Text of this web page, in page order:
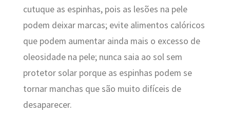
cutuque as espinhas, pois as lesões na pele
podem deixar marcas; evite alimentos calóricos
que podem aumentar ainda mais o excesso de
oleosidade na pele; nunca saia ao sol sem
protetor solar porque as espinhas podem se
tornar manchas que são muito difíceis de
desaparecer.